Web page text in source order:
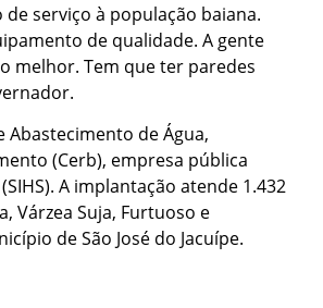
serviço à população baiana.
de qualidade. A gente
melhor. Tem que ter paredes
de Água,
(Cerb), empresa pública
A implantação atende 1.432
Várzea Suja, Furtuoso e
de São José do Jacuípe.